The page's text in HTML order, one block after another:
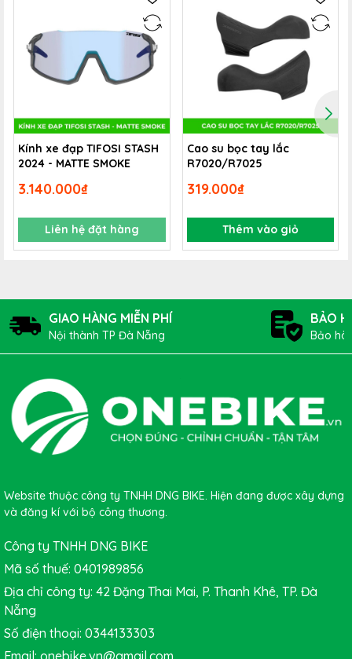
Thêm vào đó, bánh xe cao cấp hỗ trợ công nghệ
Xe đạp đua TREK DOMANE SL 6 ETAP 2023 GEN 4
bị hệ thống truyền động không dây SRAM Rival eTap
AXS giá hợp lý và hoàn toàn có thể tùy chỉnh bằng ứng
dụng AXS.
Kính xe đạp TIFOSI STASH
2024 - MATTE SMOKE
3.140.000₫
Liên hệ đặt hàng
Cao su bọc tay lắc
R7020/R7025
319.000₫
Thêm vào giỏ
GIAO HÀNG MIỄN PHÍ
Nội thành TP Đà Nẵng
BẢO
Bảo
Website thuộc công ty TNHH DNG BIKE. Hiện đang được xây dựng
và đăng kí với bộ công thương.
Công ty TNHH DNG BIKE
Mã số thuế: 0401989856
Địa chỉ công ty: 42 Đặng Thai Mai, P. Thanh Khê, TP. Đà
Nẵng
Số điện thoại: 0344133303